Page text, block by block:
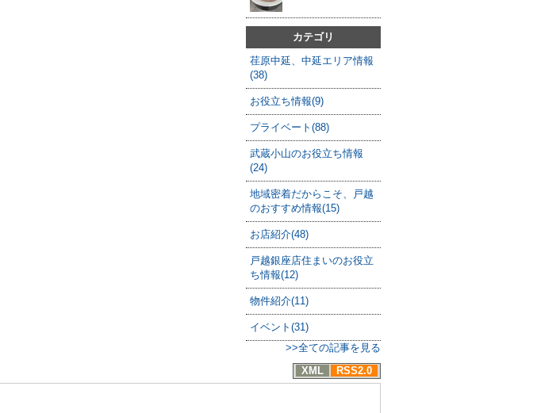
カテゴリ
荏原中延、中延エリア情報
(38)
お役立ち情報(9)
プライベート(88)
武蔵小山のお役立ち情報
(24)
地域密着だからこそ、戸越
のおすすめ情報(15)
お店紹介(48)
戸越銀座店住まいのお役立
ち情報(12)
物件紹介(11)
イベント(31)
>>全ての記事を見る
XML
RSS2.0